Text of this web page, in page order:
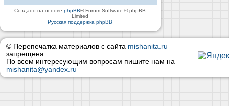
Создано на основеphpBB® Forum Software © phpBB
Limited
Русская поддержка phpBB
© Перепечатка материалов с сайта mishanita.ru
запрещена
По всем интересующим вопросам пишите нам на
mishanita@yandex.ru